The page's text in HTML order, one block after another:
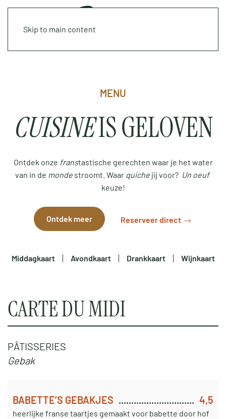
Skip to main content
MENU
CUISINEIS GELOVEN
Ontdek onze franstastische gerechten waar je het water
van in de monde stroomt. Waar quiche jij voor? Un oeuf
keuze!
Ontdek meer Reserveer direct
Middagkaart Avondkaart Drankkaart Wijnkaart
CARTE DU MIDI
PÂTISSERIES
Gebak
BABETTE’S GEBAKJES 4,5
heerlijke franse taartjes gemaakt voor babette door hof